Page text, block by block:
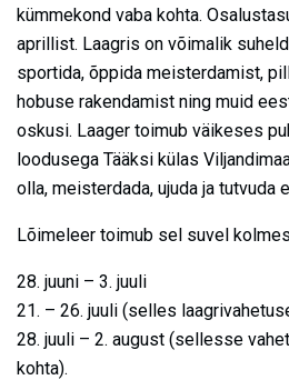
kümmekond vaba kohta.
aprillist. Laagris on võimalik
sportida, õppida meisterdamist,
hobuse rakendamist ning muid
oskusi. Laager toimub väikeses
loodusega Tääksi külas
olla, meisterdada, ujuda ja tutvuda
Lõimeleer toimub sel suvel
28. juuni – 3. juuli
21. – 26. juuli (selles
28. juuli – 2. august (sellesse
kohta).